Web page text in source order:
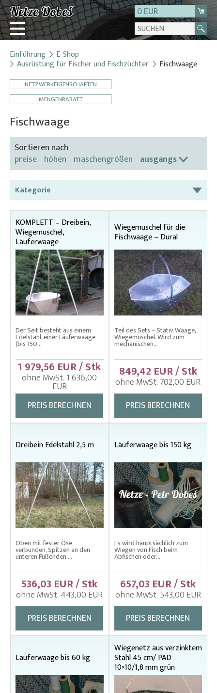
0 EUR
Login
Registrierung
Über uns
Kontakt
Einführung E-Shop
Ausrüstung für Fischer und Fischzüchter Fischwaage
NETZWERKEIGENSCHAFTEN
MENGENRABATT
Fischwaage
Sortieren nach
preise höhen maschengrößen ausgangs
Kategorie
Abdecknetze für Fischbehälter, Teiche und Käfigzucht
Absperrnetze
Brutsortierer
Einhängenetze – Decknetze für Einhängenetze
Einhängenetze – Schwimmender Aufzuchtkäfig
Einhängenetze aus Uhelon – Hälterungsnetz
Einhängenetze aus Uhelon – Schwimmendes
Hälterungsnetz
Einhängenetze mit doppeltem schwimmenden
Rahmen
Einhängenetze mit einfachem schwimenden Rahmen
Fischbottiche
Fischtragen, Transportärmel
Fischwaage
Kescher rund, eckig
Kescherstiele
Planktonnetze und Stiele
Schleppnetze
Unterbodennetz
Wadennetze – Ringwadennetze
Wadennetze – Spezielle verstärkt
Wadennetze (Kanalzugnetze)
Wurfnetze
Zugnetze – Spezielle Kontrolle
KOMPLETT – Dreibein,
Wiegemuschel,
Läuferwaage
Der Seit besteht aus einem
Edelstahl, einer Läuferwaage
(bis 150...
1 979,56 EUR / Stk
ohne MwSt. 1 636,00
EUR
PREIS BERECHNEN
Wiegemuschel für die
Fischwaage – Dural
Teil des Sets – Stativ, Waage,
Wiegemuschel. Wird zum
mechanischen...
849,42 EUR / Stk
ohne MwSt. 702,00 EUR
PREIS BERECHNEN
Dreibein Edelstahl 2,5 m
Oben mit fester Öse
verbunden, Spitzen an den
unteren Fußenden....
536,03 EUR / Stk
ohne MwSt. 443,00 EUR
PREIS BERECHNEN
Läuferwaage bis 150 kg
Es wird hauptsächlich zum
Wiegen von Fisch beim
Abfischen oder...
657,03 EUR / Stk
ohne MwSt. 543,00 EUR
PREIS BERECHNEN
Läuferwaage bis 60 kg
Wiegenetz aus verzinktem
Stahl 45 cm/ PAD
10×10/1,8 mm grün